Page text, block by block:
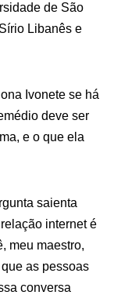
de São
Libanês e
Ivonete se há
deve ser
e o que ela
saienta
internet é
meu maestro,
as pessoas
conversa